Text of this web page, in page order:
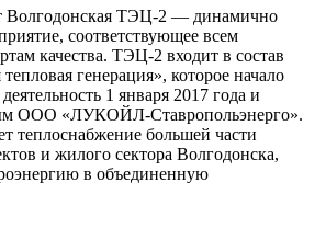
Волгодонская ТЭЦ-2 — динамично
соответствующее всем
качества. ТЭЦ-2 входит в состав
генерация», которое начало
1 января 2017 года и
ООО «ЛУКОЙЛ-Ставропольэнерго».
теплоснабжение большей части
и жилого сектора Волгодонска,
в объединенную